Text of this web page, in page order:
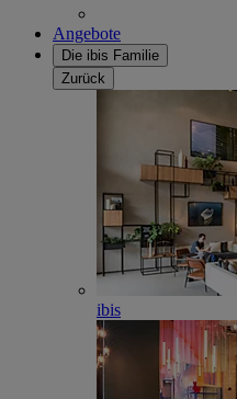
Angebote
Die ibis Familie
Zurück
ibis